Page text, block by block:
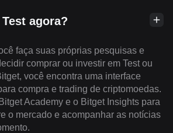
agora?
faça suas próprias pesquisas e
comprar ou investir em Test ou
você encontra uma interface
compra e trading de criptomoedas.
Academy e o Bitget Insights para
o mercado e acompanhar as notícias